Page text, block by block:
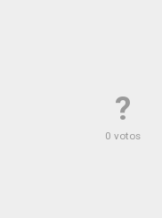
?
0 votos